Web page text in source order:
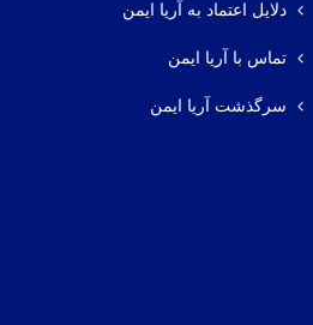
دلایل اعتماد به آریا ایمن
تماس با آریا ایمن
سرگذشت آریا ایمن